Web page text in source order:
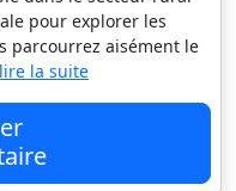
pour explorer les
parcourrez aisément le
la suite